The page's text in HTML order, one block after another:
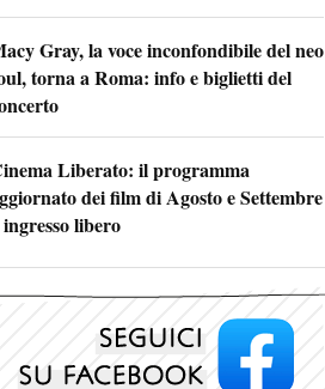
Gray, la voce inconfondibile del neo
torna a Roma: info e biglietti del
Liberato: il programma
dei film di Agosto e Settembre
libero